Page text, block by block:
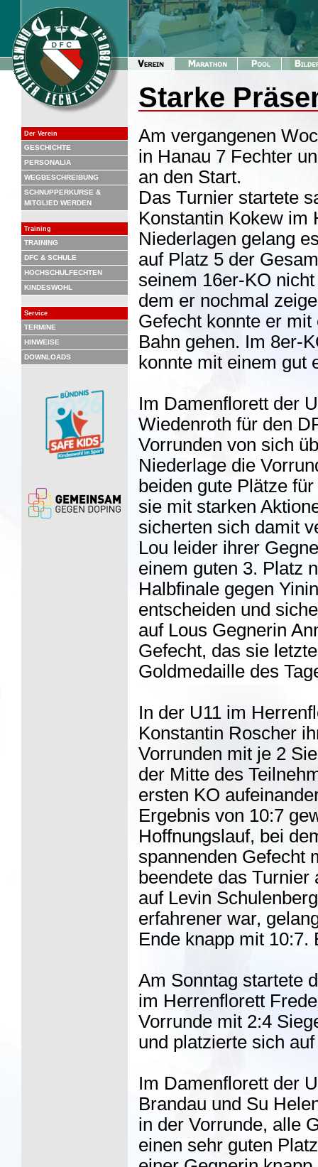
Der Verein
GESCHICHTE
PERSONALIA
WEGBESCHREIBUNG
SCHNUPPERKURSE &
MITGLIED WERDEN
Training
TRAINING
DFC & SCHULE
HOCHSCHULFECHTEN
KINDESWOHL
Service
TERMINE
HINWEISE
DOWNLOADS
Starke
Am vergangenen
in Hanau 7 Fechter
an den Start.
Das Turnier startete
Konstantin Kokew im
Niederlagen gelang
auf Platz 5 der
seinem 16er-KO
dem er nochmal
Gefecht konnte er
Bahn gehen. Im 8er-
konnte mit einem gut
Im Damenflorett der
Wiedenroth für den
Vorrunden von sich
Niederlage die
beiden gute Plätze
sie mit starken
sicherten sich damit
Lou leider ihrer
einem guten 3. Platz
Halbfinale gegen
entscheiden und
auf Lous Gegnerin
Gefecht, das sie
Goldmedaille des
In der U11 im
Konstantin Roscher
Vorrunden mit je 2
der Mitte des
ersten KO
Ergebnis von 10:7
Hoffnungslauf, bei
spannenden Gefecht
beendete das
auf Levin
erfahrener war,
Ende knapp mit 10:7.
Am Sonntag startete
im Herrenflorett
Vorrunde mit 2:4
und platzierte sich
Im Damenflorett der
Brandau und Su
in der Vorrunde, alle
einen sehr guten